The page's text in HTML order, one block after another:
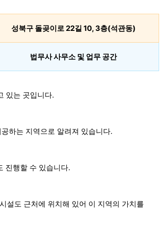
성북구 돌곶이로 22길 10, 3층(석관동)
법무사 사무소 및 업무 공간
있는 곳입니다.
하는 지역으로 알려져 있습니다.
진행할 수 있습니다.
설도 근처에 위치해 있어 이 지역의 가치를